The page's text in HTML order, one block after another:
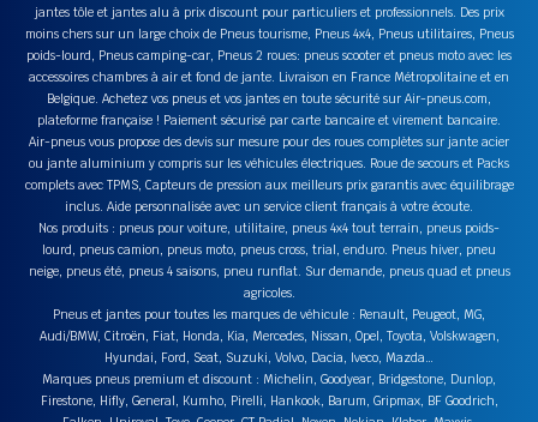
jantes tôle et jantes alu à prix discount pour particuliers et professionnels. Des prix
moins chers sur un large choix de Pneus tourisme, Pneus 4x4, Pneus utilitaires, Pneus
poids-lourd, Pneus camping-car, Pneus 2 roues: pneus scooter et pneus moto avec les
accessoires chambres à air et fond de jante. Livraison en France Métropolitaine et en
Belgique. Achetez vos pneus et vos jantes en toute sécurité sur Air-pneus.com,
plateforme française ! Paiement sécurisé par carte bancaire et virement bancaire.
Air-pneus vous propose des devis sur mesure pour des roues complètes sur jante acier
ou jante aluminium y compris sur les véhicules électriques. Roue de secours et Packs
complets avec TPMS, Capteurs de pression aux meilleurs prix garantis avec équilibrage
inclus. Aide personnalisée avec un service client français à votre écoute.
Nos produits : pneus pour voiture, utilitaire, pneus 4x4 tout terrain, pneus poids-
lourd, pneus camion, pneus moto, pneus cross, trial, enduro. Pneus hiver, pneu
neige, pneus été, pneus 4 saisons, pneu runflat. Sur demande, pneus quad et pneus
agricoles.
Pneus et jantes pour toutes les marques de véhicule : Renault, Peugeot, MG,
Audi/BMW, Citroën, Fiat, Honda, Kia, Mercedes, Nissan, Opel, Toyota, Volskwagen,
Hyundai, Ford, Seat, Suzuki, Volvo, Dacia, Iveco, Mazda…
Marques pneus premium et discount : Michelin, Goodyear, Bridgestone, Dunlop,
Firestone, Hifly, General, Kumho, Pirelli, Hankook, Barum, Gripmax, BF Goodrich,